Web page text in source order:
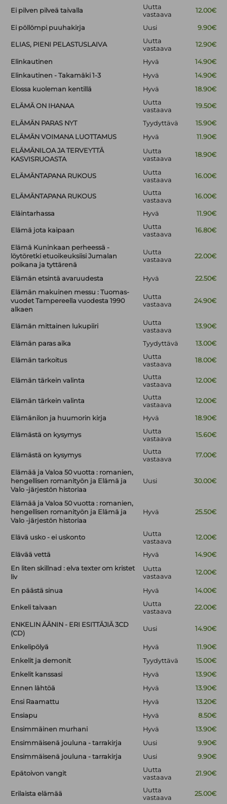
Ei pilven pilveä taivalla
Uutta
vastaava
12.00€
Ei pöllömpi puuhakirja Uusi 9.90€
ELIAS, PIENI PELASTUSLAIVA
Uutta
vastaava
12.90€
Elinkautinen Hyvä
14.90€
Elinkautinen - Takamäki 1-3
Hyvä
14.90€
Elossa kuoleman kentillä
Hyvä 18.90€
ELÄMÄ ON IHANAA
Uutta
vastaava
19.50€
ELÄMÄN PARAS NYT Tyydyttävä
15.90€
ELÄMÄN VOIMANA LUOTTAMUS
Hyvä
11.90€
ELÄMÄNILOA JA TERVEYTTÄ
KASVISRUOASTA
Uutta
vastaava
18.90€
ELÄMÄNTAPANA RUKOUS
Uutta
vastaava
16.00€
ELÄMÄNTAPANA RUKOUS
Uutta
vastaava
16.00€
Eläintarhassa Hyvä 11.90€
Elämä jota kaipaan
Uutta
vastaava
16.80€
Elämä Kuninkaan perheessä -
löytöretki etuoikeuksiisi Jumalan
poikana ja tyttärenä
Uutta
vastaava
22.00€
Elämän etsintä avaruudesta Hyvä
22.50€
Elämän makuinen messu : Tuomas-
vuodet Tampereella vuodesta 1990
alkaen
Uutta
vastaava
24.90€
Elämän mittainen lukupiiri
Uutta
vastaava
13.90€
Elämän paras aika Tyydyttävä 13.00€
Elämän tarkoitus
Uutta
vastaava
18.00€
Elämän tärkein valinta
Uutta
vastaava
12.00€
Elämän tärkein valinta
Uutta
vastaava
12.00€
Elämänilon ja huumorin kirja Hyvä 18.90€
Elämästä on kysymys
Uutta
vastaava
15.60€
Elämästä on kysymys
Uutta
vastaava
17.00€
Elämää ja Valoa 50 vuotta : romanien,
hengellisen romanityön ja Elämä ja
Valo -järjestön historiaa
Uusi 30.00€
Elämää ja Valoa 50 vuotta : romanien,
hengellisen romanityön ja Elämä ja
Valo -järjestön historiaa
Hyvä 25.50€
Elävä usko - ei uskonto
Uutta
vastaava
12.00€
Elävää vettä Hyvä
14.90€
En liten skillnad : elva texter om kristet
liv
Uutta
vastaava
12.00€
En päästä sinua Hyvä 14.00€
Enkeli taivaan
Uutta
vastaava
22.00€
ENKELIN ÄÄNIN - ERI ESITTÄJIÄ 3CD
(CD)
Uusi 14.90€
Enkelipölyä Hyvä
11.90€
Enkelit ja demonit
Tyydyttävä
15.00€
Enkelit kanssasi
Hyvä
13.90€
Ennen lähtöä
Hyvä
13.90€
Ensi Raamattu
Hyvä
13.20€
Ensiapu
Hyvä
8.50€
Ensimmäinen murhani
Hyvä
13.90€
Ensimmäisenä jouluna - tarrakirja
Uusi
9.90€
Ensimmäisenä jouluna - tarrakirja
Uusi 9.90€
Epätoivon vangit
Uutta
vastaava
21.90€
Erilaista elämää
Uutta
vastaava
25.00€